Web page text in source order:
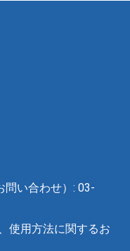
問い合わせ）: 03-
使用方法に関するお